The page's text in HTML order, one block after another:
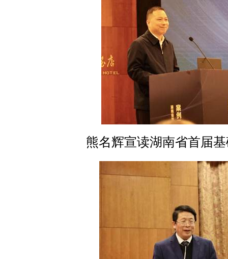
熊名辉宣读湖南省首届